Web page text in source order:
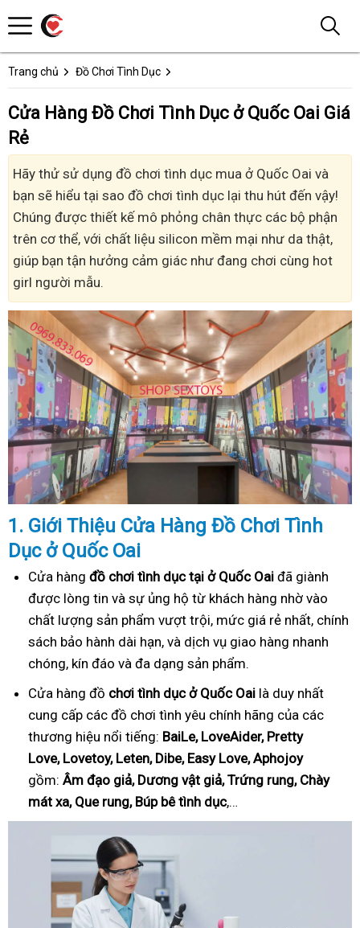
Trang chủ Đồ Chơi Tình Dục
Cửa Hàng Đồ Chơi Tình Dục ở Quốc Oai Giá
Rẻ
Hãy thử sử dụng đồ chơi tình dục mua ở Quốc Oai và
bạn sẽ hiểu tại sao đồ chơi tình dục lại thu hút đến vậy!
Chúng được thiết kế mô phỏng chân thực các bộ phận
trên cơ thể, với chất liệu silicon mềm mại như da thật,
giúp bạn tận hưởng cảm giác như đang chơi cùng hot
girl người mẫu.
1. Giới Thiệu Cửa Hàng Đồ Chơi Tình
Dục ở Quốc Oai
Cửa hàng đồ chơi tình dục tại ở Quốc Oai đã giành
được lòng tin và sự ủng hộ từ khách hàng nhờ vào
chất lượng sản phẩm vượt trội, mức giá rẻ nhất, chính
sách bảo hành dài hạn, và dịch vụ giao hàng nhanh
chóng, kín đáo và đa dạng sản phẩm.
Cửa hàng đồ chơi tình dục ở Quốc Oai là duy nhất
cung cấp các đồ chơi tình yêu chính hãng của các
thương hiệu nổi tiếng: BaiLe, LoveAider, Pretty
Love, Lovetoy, Leten, Dibe, Easy Love, Aphojoy
gồm: Âm đạo giả, Dương vật giả, Trứng rung, Chày
mát xa, Que rung, Búp bê tình dục,…